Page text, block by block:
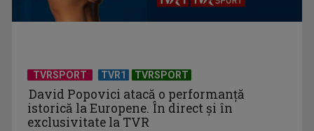
(P) De ce psihologii spun că un card cadou e, de fapt, un
TVRSPORT TVR1 TVRSPORT
David Popovici atacă o performanţă
istorică la Europene. În direct şi în
exclusivitate la TVR